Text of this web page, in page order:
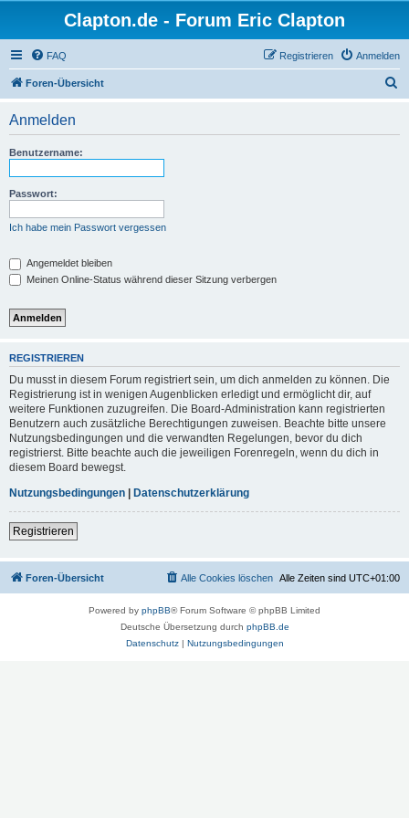
Clapton.de - Forum Eric Clapton
FAQ Anmelden
Registrieren
Foren-Übersicht
Anmelden
Benutzername:
Passwort:
Ich habe mein Passwort vergessen
Angemeldet bleiben
Meinen Online-Status während dieser Sitzung verbergen
REGISTRIEREN
Du musst in diesem Forum registriert sein, um dich anmelden zu können. Die
Registrierung ist in wenigen Augenblicken erledigt und ermöglicht dir, auf
weitere Funktionen zuzugreifen. Die Board-Administration kann registrierten
Benutzern auch zusätzliche Berechtigungen zuweisen. Beachte bitte unsere
Nutzungsbedingungen und die verwandten Regelungen, bevor du dich
registrierst. Bitte beachte auch die jeweiligen Forenregeln, wenn du dich in
diesem Board bewegst.
Nutzungsbedingungen | Datenschutzerklärung
Registrieren
Foren-Übersicht Alle Zeiten sind UTC+01:00
Alle Cookies löschen
Powered by phpBB® Forum Software © phpBB Limited
Deutsche Übersetzung durch phpBB.de
Datenschutz| Nutzungsbedingungen